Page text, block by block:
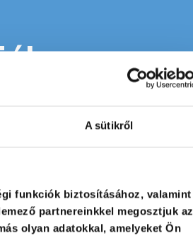
A sütikről
funkciók biztosításához, valamint
partnereinkkel megosztjuk az
olyan adatokkal, amelyeket Ön